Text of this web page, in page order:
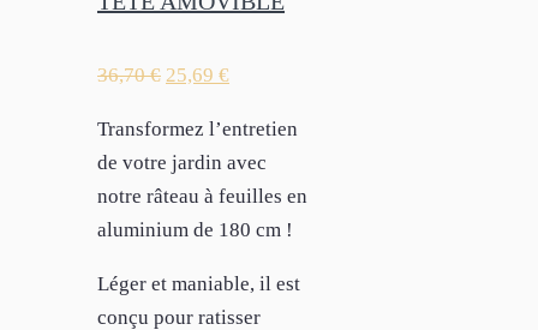
36,70€ 25,69 €
Transformez l’entretien
de votre jardin avec
notre râteau à feuilles en
aluminium de 180 cm !
Léger et maniable, il est
conçu pour ratisser